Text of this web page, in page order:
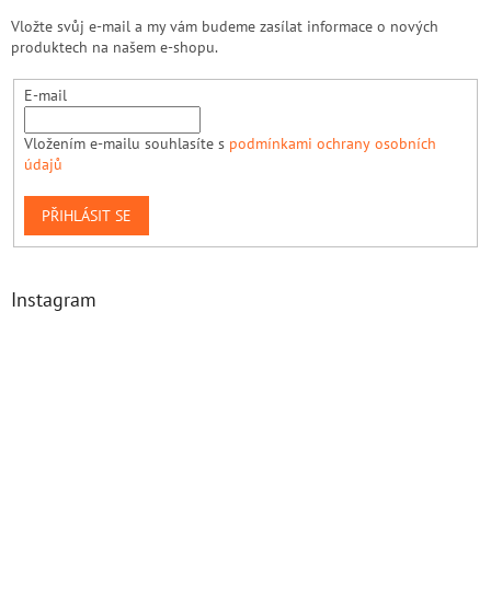
Vložte svůj e-mail a my vám budeme zasílat informace o nových
produktech na našem e-shopu.
E-mail
Vložením e-mailu souhlasíte s podmínkami ochrany osobních
údajů
PŘIHLÁSIT SE
Instagram